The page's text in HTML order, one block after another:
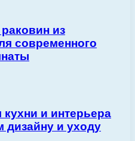
из
современного
и интерьера
дизайну и уходу